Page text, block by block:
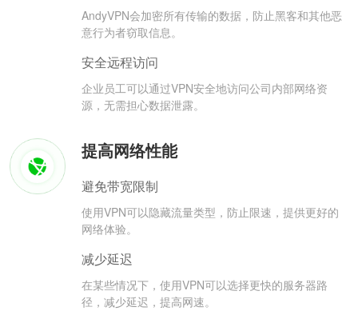
AndyVPN会加密所有传输的数据，防止黑客和其他恶
意行为者窃取信息。
安全远程访问
企业员工可以通过VPN安全地访问公司内部网络资
源，无需担心数据泄露。
提高网络性能
避免带宽限制
使用VPN可以隐藏流量类型，防止限速，提供更好的
网络体验。
减少延迟
在某些情况下，使用VPN可以选择更快的服务器路
径，减少延迟，提高网速。